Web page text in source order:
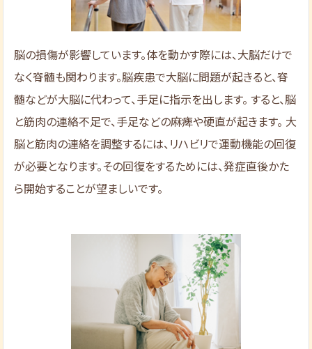
脳の損傷が影響しています。体を動かす際には、大脳だけで
なく脊髄も関わります。脳疾患で大脳に問題が起きると、脊
髄などが大脳に代わって、手足に指示を出します。 すると、脳
と筋肉の連絡不足で、手足などの麻痺や硬直が起きます。 大
脳と筋肉の連絡を調整するには、リハビリで運動機能の回復
が必要となります。その回復をするためには、発症直後かた
ら開始することが望ましいです。